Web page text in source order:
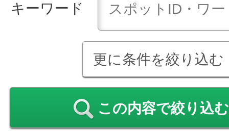
キーワード
更に条件を絞り込む
この内容で絞り込む